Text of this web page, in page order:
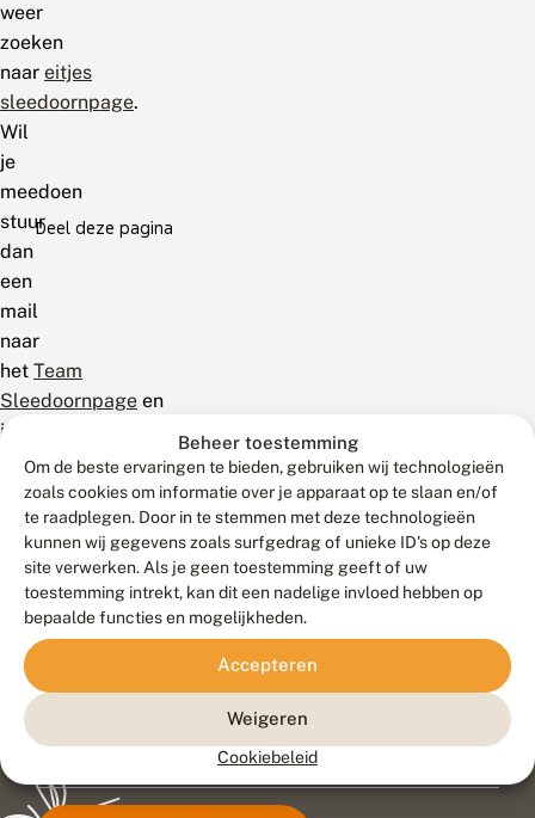
Beheer toestemming
Om de beste ervaringen te bieden, gebruiken wij technologieën
zoals cookies om informatie over je apparaat op te slaan en/of
te raadplegen. Door in te stemmen met deze technologieën
kunnen wij gegevens zoals surfgedrag of unieke ID's op deze
site verwerken. Als je geen toestemming geeft of uw
toestemming intrekt, kan dit een nadelige invloed hebben op
bepaalde functies en mogelijkheden.
Accepteren
Weigeren
Cookiebeleid
weer
zoeken
naar eitjes
sleedoornpage.
Wil
je
meedoen
stuur
dan
een
mail
naar
het Team
Sleedoornpage en
je
krijgt
verdere
informatie.
Deel deze pagina